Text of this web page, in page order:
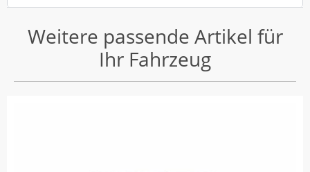
Weitere passende Artikel für
Ihr Fahrzeug